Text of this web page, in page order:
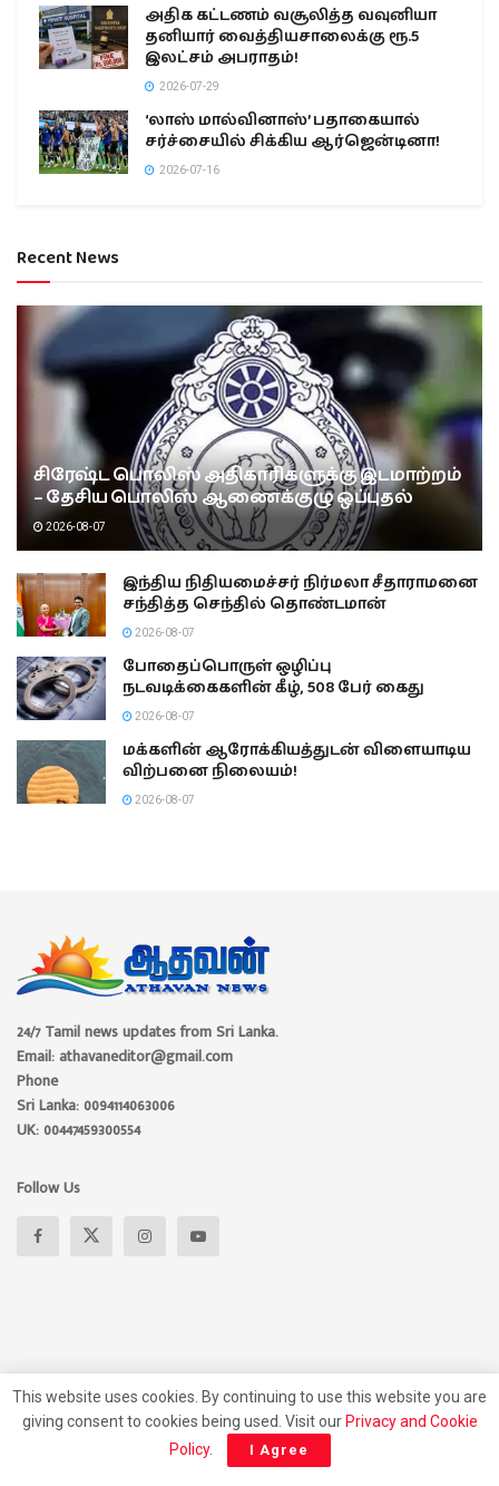
அதிக கட்டணம் வசூலித்த வவுனியா
தனியார் வைத்தியசாலைக்கு ரூ.5
இலட்சம் அபராதம்!
2026-07-29
‘லாஸ் மால்வினாஸ்’ பதாகையால்
சர்ச்சையில் சிக்கிய ஆர்ஜென்டினா!
2026-07-16
Recent News
சிரேஷ்ட பொலிஸ் அதிகாரிகளுக்கு இடமாற்றம்
– தேசிய பொலிஸ் ஆணைக்குழு ஒப்புதல்
2026-08-07
இந்திய நிதியமைச்சர் நிர்மலா சீதாராமனை
சந்தித்த செந்தில் தொண்டமான்
2026-08-07
போதைப்பொருள் ஒழிப்பு
நடவடிக்கைகளின் கீழ், 508 பேர் கைது
2026-08-07
மக்களின் ஆரோக்கியத்துடன் விளையாடிய
விற்பனை நிலையம்!
2026-08-07
24/7 Tamil news updates from Sri Lanka.
Email: athavaneditor@gmail.com
Phone
Sri Lanka: 0094114063006
UK: 00447459300554
Follow Us
About Privacy Policy Contact Us
This website uses cookies. By continuing to use this website you are
giving consent to cookies being used. Visit our Privacy and Cookie
Policy. I Agree